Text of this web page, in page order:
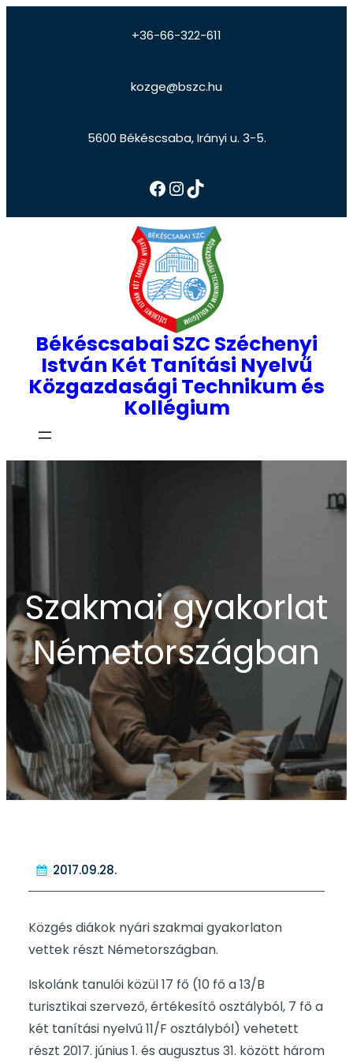
+36-66-322-611
kozge@bszc.hu
5600 Békéscsaba, Irányi u. 3-5.
Békéscsabai SZC Széchenyi
István Két Tanítási Nyelvű
Közgazdasági Technikum és
Kollégium
Szakmai gyakorlat
Németországban
2017.09.28.
Közgés diákok nyári szakmai gyakorlaton
vettek részt Németországban.
Iskolánk tanulói közül 17 fő (10 fő a 13/B
turisztikai szervező, értékesítő osztályból, 7 fő a
két tanítási nyelvű 11/F osztályból) vehetett
részt 2017. június 1. és augusztus 31. között három